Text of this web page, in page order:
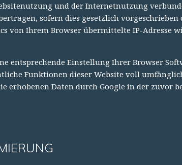
und der Internetnutzung
sofern dies gesetzlich
von Ihrem Browser übermittelte IP-Adresse
entsprechende Einstellung Ihrer Browser
Funktionen dieser Website voll
erhobenen Daten durch Google in der zuvor